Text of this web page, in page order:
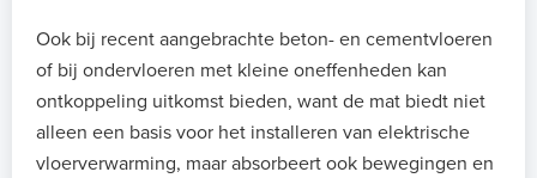
Ook bij recent aangebrachte beton- en cementvloeren
of bij ondervloeren met kleine oneffenheden kan
ontkoppeling uitkomst bieden, want de mat biedt niet
alleen een basis voor het installeren van elektrische
vloerverwarming, maar absorbeert ook bewegingen en